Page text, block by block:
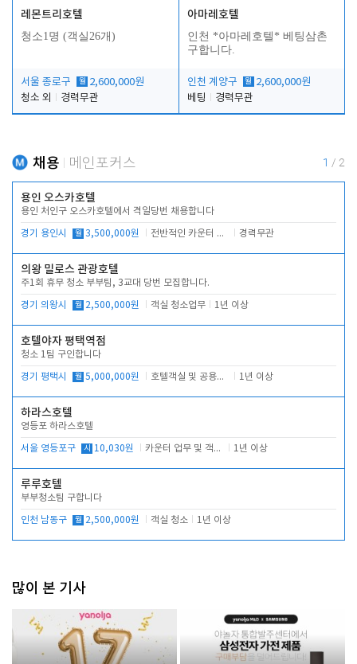
레몬트리호텔
청소1명 (객실26개)
서울 종로구 월 2,600,000원
청소 외
경력무관
아마레호텔
인천 *아마레호텔* 베팅삼촌
구합니다.
인천 계양구 월 2,600,000원
베팅
경력무관
채용 메인포커스 1 / 2
용인 오스카호텔
용인 처인구 오스카호텔에서 격일당번 채용합니다
경기 용인시 월 3,500,000원 전반적인 카운터 업무 경력무관
의왕 밀로스 관광호텔
주1회 휴무 청소 부부팀, 3교대 당번 모집합니다.
경기 의왕시 월 2,500,000원 객실 청소업무 1년 이상
호텔야자 평택역점
청소 1팀 구인합니다
경기 평택시 월 5,000,000원 호텔객실 및 공용시설 청소 관리 1년 이상
하라스호텔
영등포 하라스호텔
서울 영등포구 시 10,030원 카운터 업무 및 객실관리(청소상태 확인, 객실판매) 1년 이상
루루호텔
부부청소팀 구합니다
인천 남동구 월 2,500,000원 객실 청소 1년 이상
많이 본 기사